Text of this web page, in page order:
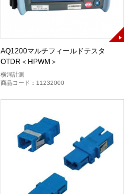
AQ1200マルチフィールドテスタ
OTDR＜HPWM＞
横河計測
商品コード：11232000